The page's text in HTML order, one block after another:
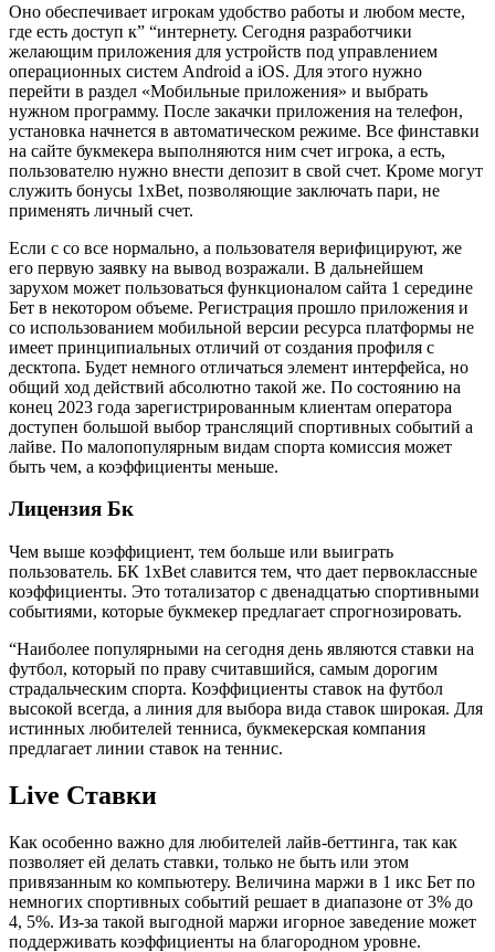
Оно обеспечивает игрокам удобство работы и любом месте,
где есть доступ к” “интернету. Сегодня разработчики
желающим приложения для устройств под управлением
операционных систем Android а iOS. Для этого нужно
перейти в раздел «Мобильные приложения» и выбрать
нужном программу. После закачки приложения на телефон,
установка начнется в автоматическом режиме. Все финставки
на сайте букмекера выполняются ним счет игрока, а есть,
пользователю нужно внести депозит в свой счет. Кроме могут
служить бонусы 1xBet, позволяющие заключать пари, не
применять личный счет.
Если с со все нормально, а пользователя верифицируют, же
его первую заявку на вывод возражали. В дальнейшем
зарухом может пользоваться функционалом сайта 1 середине
Бет в некотором объеме. Регистрация прошло приложения и
со использованием мобильной версии ресурса платформы не
имеет принципиальных отличий от создания профиля с
десктопа. Будет немного отличаться элемент интерфейса, но
общий ход действий абсолютно такой же. По состоянию на
конец 2023 года зарегистрированным клиентам оператора
доступен большой выбор трансляций спортивных событий а
лайве. По малопопулярным видам спорта комиссия может
быть чем, а коэффициенты меньше.
Лицензия Бк
Чем выше коэффициент, тем больше или выиграть
пользователь. БК 1xBet славится тем, что дает первоклассные
коэффициенты. Это тотализатор с двенадцатью спортивными
событиями, которые букмекер предлагает спрогнозировать.
“Наиболее популярными на сегодня день являются ставки на
футбол, который по праву считавшийся, самым дорогим
страдальческим спорта. Коэффициенты ставок на футбол
высокой всегда, а линия для выбора вида ставок широкая. Для
истинных любителей тенниса, букмекерская компания
предлагает линии ставок на теннис.
Live Ставки
Как особенно важно для любителей лайв-беттинга, так как
позволяет ей делать ставки, только не быть или этом
привязанным ко компьютеру. Величина маржи в 1 икс Бет по
немногих спортивных событий решает в диапазоне от 3% до
4, 5%. Из-за такой выгодной маржи игорное заведение может
поддерживать коэффициенты на благородном уровне.